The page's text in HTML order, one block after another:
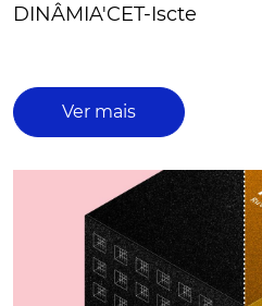
DINÂMIA'CET-Iscte
Ver mais